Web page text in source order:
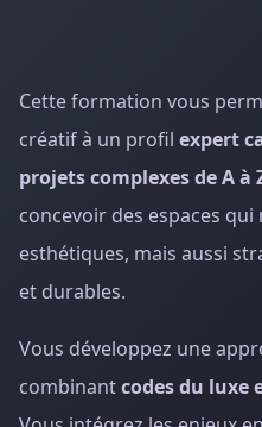
Cette formation vous
créatif à un profil expert
projets complexes de A à
concevoir des espaces
esthétiques, mais aussi
et durables.
Vous développez une
combinantcodes du luxe